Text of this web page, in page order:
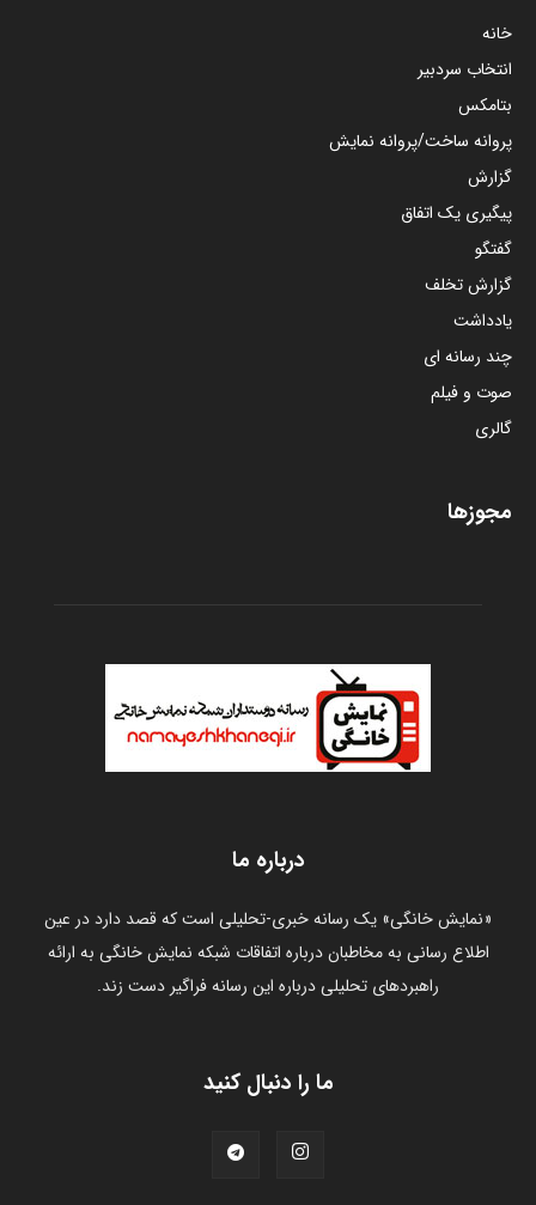
خانه
انتخاب سردبیر
بتامکس
پروانه ساخت/پروانه نمایش
گزارش
پیگیری یک اتفاق
گفتگو
گزارش تخلف
یادداشت
چند رسانه ای
صوت و فیلم
گالری
مجوزها
درباره ما
«نمایش خانگی» یک رسانه خبری-تحلیلی است که قصد دارد در عین
اطلاع رسانی به مخاطبان درباره اتفاقات شبکه نمایش خانگی به ارائه
راهبردهای تحلیلی درباره این رسانه فراگیر دست زند.
ما را دنبال کنید